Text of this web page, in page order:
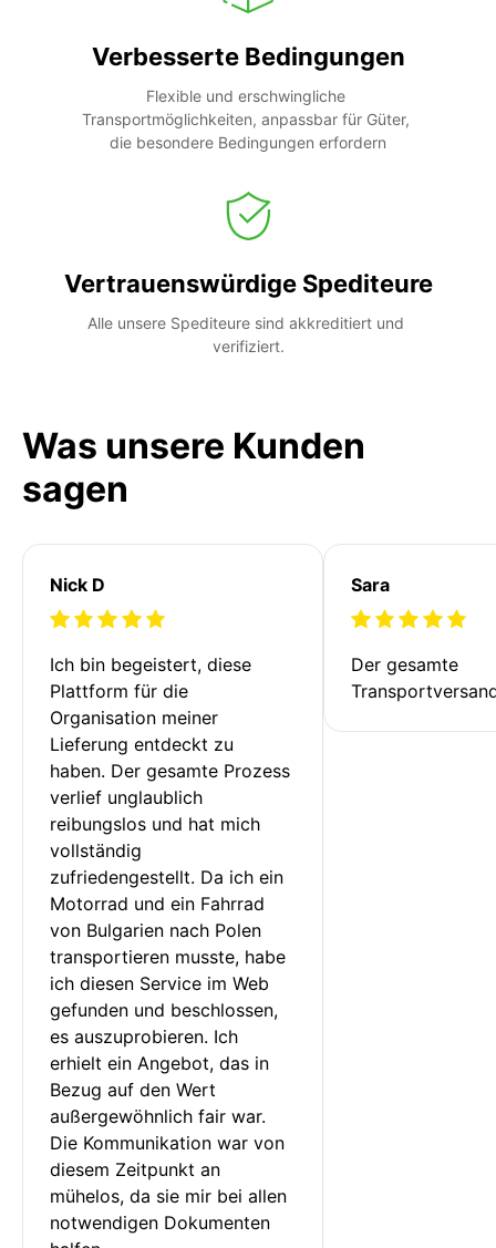
Verbesserte Bedingungen
Flexible und erschwingliche
Transportmöglichkeiten, anpassbar für Güter,
die besondere Bedingungen erfordern
Vertrauenswürdige Spediteure
Alle unsere Spediteure sind akkreditiert und
verifiziert.
Was unsere Kunden
sagen
Nick D
Ich bin begeistert, diese
Plattform für die
Organisation meiner
Lieferung entdeckt zu
haben. Der gesamte Prozess
verlief unglaublich
reibungslos und hat mich
vollständig
zufriedengestellt. Da ich ein
Motorrad und ein Fahrrad
von Bulgarien nach Polen
transportieren musste, habe
ich diesen Service im Web
gefunden und beschlossen,
es auszuprobieren. Ich
erhielt ein Angebot, das in
Bezug auf den Wert
außergewöhnlich fair war.
Die Kommunikation war von
diesem Zeitpunkt an
mühelos, da sie mir bei allen
notwendigen Dokumenten
Sara
Der gesamte